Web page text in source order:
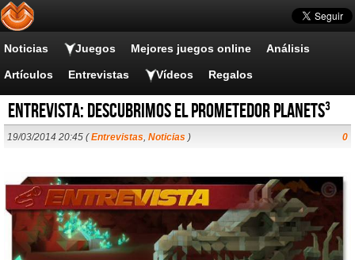
Noticias Juegos Mejores juegos online Análisis
Artículos Entrevistas Vídeos Regalos
Entrevista: Descubrimos el prometedor Planets³
19/03/2014 20:45 (Entrevistas, Noticias ) 0